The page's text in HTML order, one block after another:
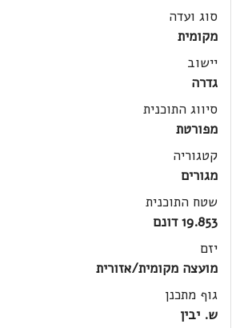
סוג ועדה
מקומית
יישוב
גדרה
סיווג התוכנית
מפורטת
קטגוריה
מגורים
שטח התוכנית
19.853 דונם
יזם
מועצה מקומית/אזורית
גוף מתכנן
ש. יבין